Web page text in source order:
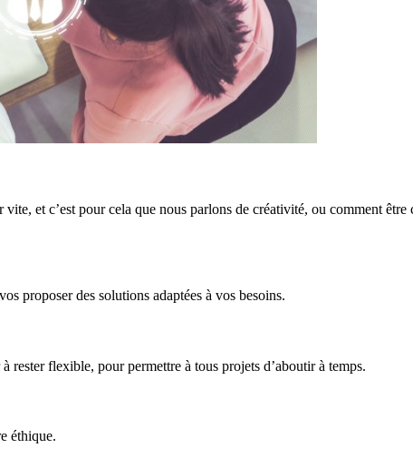
et c’est pour cela que nous parlons de créativité, ou comment être
proposer des solutions adaptées à vos besoins.
rester flexible, pour permettre à tous projets d’aboutir à temps.
éthique.